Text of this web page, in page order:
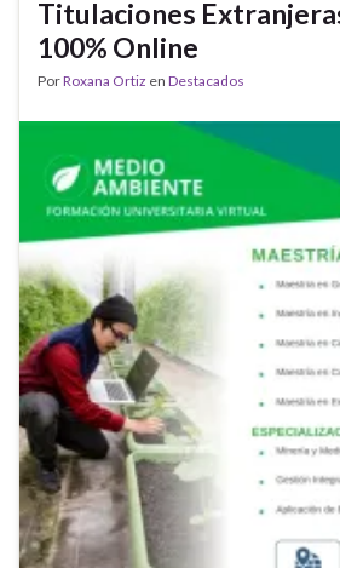
Titulaciones
100% Online
PorRoxana Ortiz en Destacados